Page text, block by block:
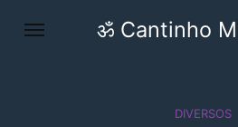
ॐ Cantinho
DIVERSOS